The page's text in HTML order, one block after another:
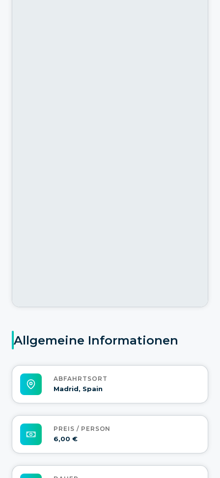
Allgemeine Informationen
ABFAHRTSORT
Madrid, Spain
PREIS / PERSON
6,00 €